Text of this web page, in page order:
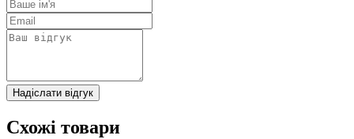
Надіслати відгук
Схожі товари